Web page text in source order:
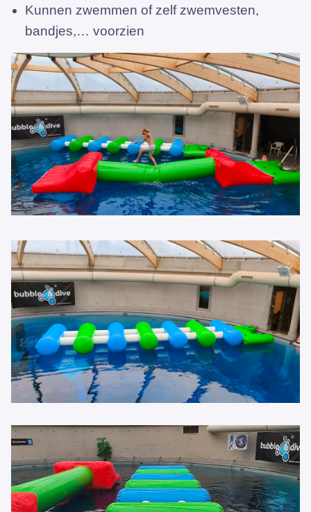
Kunnen zwemmen of zelf zwemvesten,
bandjes,… voorzien